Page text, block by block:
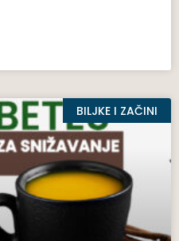
BILJKE I ZAČINI